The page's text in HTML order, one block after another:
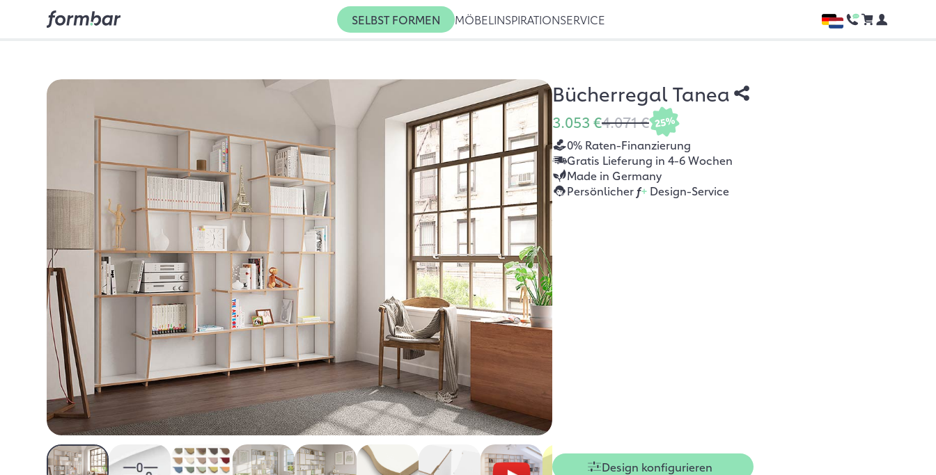
SELBST FORMEN MÖBEL INSPIRATIONSERVICE
Bücherregal Tanea
3.053 €4.071 € 25%
0% Raten-Finanzierung
Gratis Lieferung in 4-6 Wochen
Made in Germany
Persönlicher f+Design-Service
Design konfigurieren